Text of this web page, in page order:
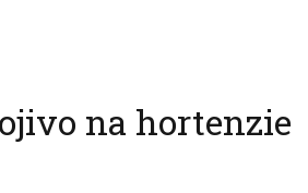
na hortenzie